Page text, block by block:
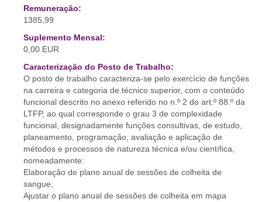
Remuneração:
1385,99
Suplemento Mensal:
0,00 EUR
Caracterização do Posto de Trabalho:
O posto de trabalho caracteriza-se pelo exercício de funções
na carreira e categoria de técnico superior, com o conteúdo
funcional descrito no anexo referido no n.º 2 do art.º 88.º da
LTFP, ao qual corresponde o grau 3 de complexidade
funcional, designadamente funções consultivas, de estudo,
planeamento, programação, avaliação e aplicação de
métodos e processos de natureza técnica e/ou científica,
nomeadamente:
Elaboração de plano anual de sessões de colheita de
sangue;
Ajustar o plano anual de sessões de colheita em mapa